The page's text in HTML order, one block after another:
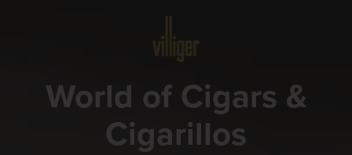
World of Cigars &
Cigarillos